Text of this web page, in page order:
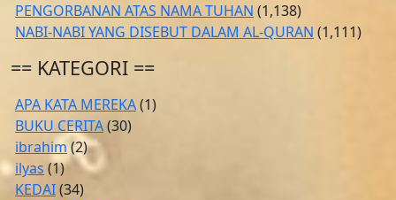
PENGORBANAN ATAS NAMA TUHAN (1,138)
NABI-NABI YANG DISEBUT DALAM AL-QURAN (1,111)
== KATEGORI ==
APA KATA MEREKA(1)
BUKU CERITA(30)
ibrahim (2)
ilyas (1)
KEDAI(34)